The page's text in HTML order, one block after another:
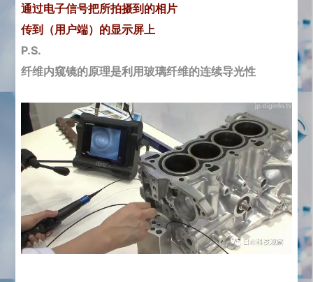
通过电子信号把所拍摄到的相片
传到（用户端）的显示屏上
P.S.
纤维内窥镜的原理是利用玻璃纤维的连续导光性